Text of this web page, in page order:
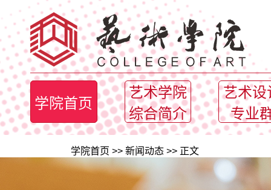
学院首页
艺术学院
综合简介
艺术设
专业
学院首页 >> 新闻动态 >> 正文